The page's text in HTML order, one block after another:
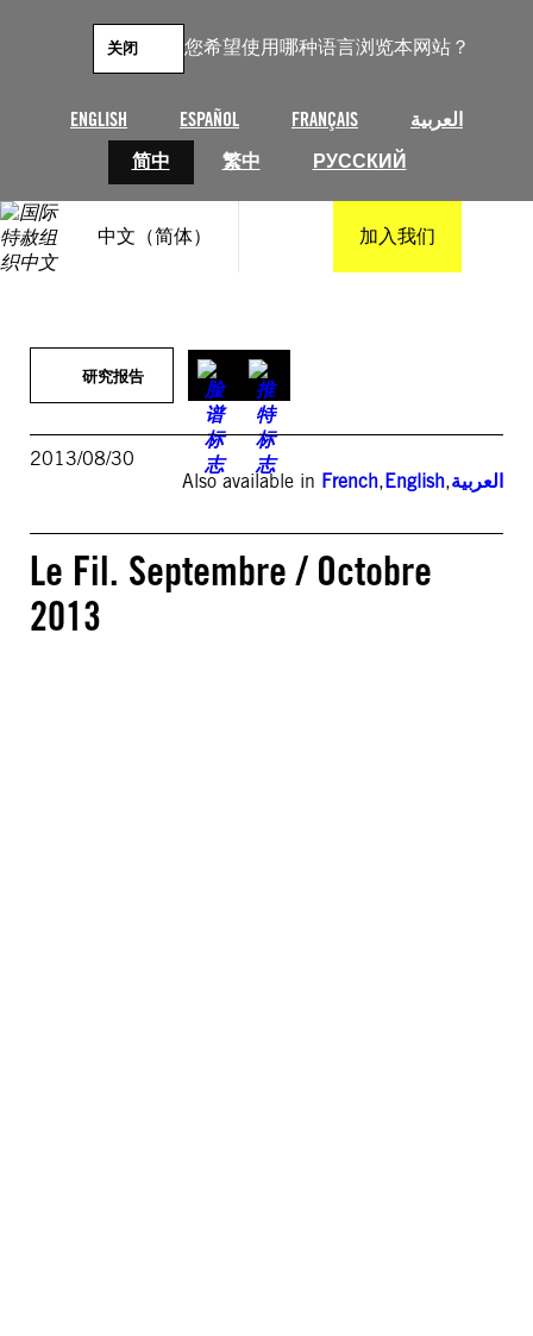
您希望使用哪种语言浏览本网站？
ENGLISH ESPAÑOL FRANÇAIS
العربية
简中
繁中 РУССКИЙ
关闭
中文（简体） 加入我们
研究报告
2013/08/30
Also available in French,English,العربية
Le Fil. Septembre / Octobre
2013